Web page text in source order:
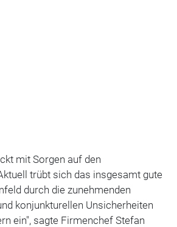
mit Sorgen auf den
trübt sich das insgesamt gute
durch die zunehmenden
konjunkturellen Unsicherheiten
ein", sagte Firmenchef Stefan